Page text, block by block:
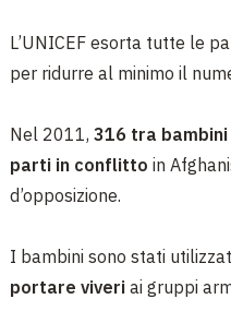
L’UNICEF esorta tutte le
per ridurre al minimo il
Nel 2011, 316 tra
parti in conflitto in
d’opposizione.
I bambini sono stati
portare viveri ai gruppi